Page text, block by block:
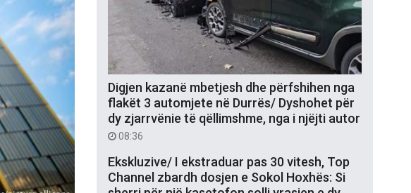
Digjen kazanë mbetjesh dhe përfshihen nga
flakët 3 automjete në Durrës/ Dyshohet për
dy zjarrvënie të qëllimshme, nga i njëjti autor
08:36
Ekskluzive/ I ekstraduar pas 30 vitesh, Top
Channel zbardh dosjen e Sokol Hoxhës: Si